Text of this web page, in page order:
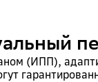
(ИПП),